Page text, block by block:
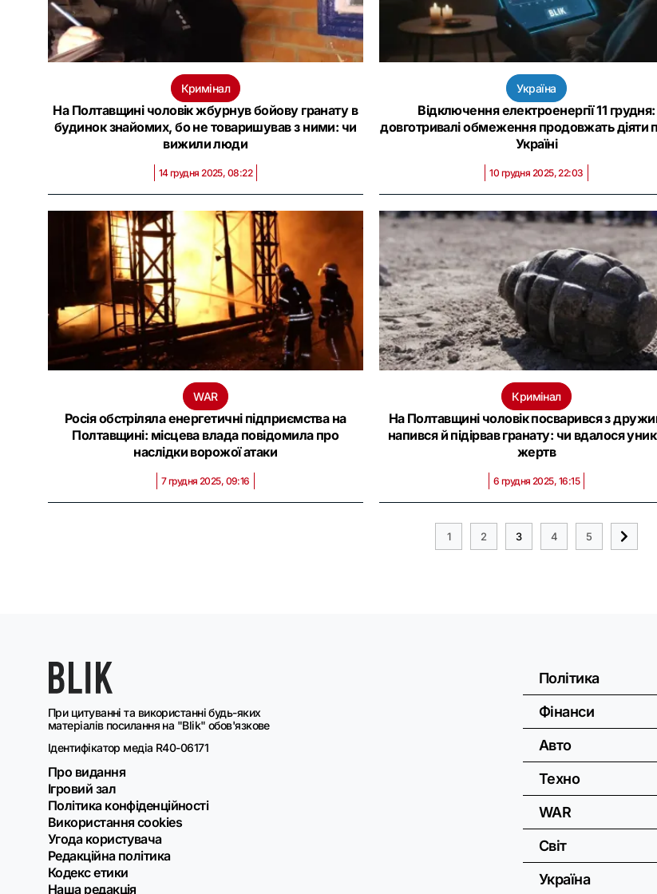
Кримінал
На Полтавщині чоловік жбурнув бойову гранату в
будинок знайомих, бо не товаришував з ними: чи
вижили люди
14 грудня 2025, 08:22
Україна
Відключення електроенергії 11 грудня:
довготривалі обмеження продовжать діяти
Україні
10 грудня 2025, 22:03
WAR
Росія обстріляла енергетичні підприємства на
Полтавщині: місцева влада повідомила про
наслідки ворожої атаки
7 грудня 2025, 09:16
Кримінал
На Полтавщині чоловік посварився з
напився й підірвав гранату: чи вдалося
жертв
6 грудня 2025, 16:15
1 2 3 4 5
При цитуванні та використанні будь-яких
матеріалів посилання на "Blik" обов'язкове
Ідентифікатор медіа R40-06171
Про видання
Ігровий зал
Політика конфіденційності
Використання cookies
Угода користувача
Редакційна політика
Кодекс етики
Наша редакція
Політика
Фінанси
Авто
Техно
WAR
Світ
Україна